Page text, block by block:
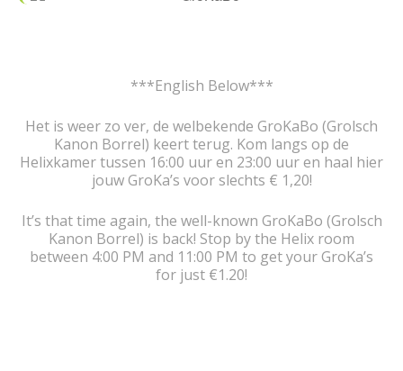
***English Below***
Het is weer zo ver, de welbekende GroKaBo (Grolsch
Kanon Borrel) keert terug. Kom langs op de
Helixkamer tussen 16:00 uur en 23:00 uur en haal hier
jouw GroKa’s voor slechts € 1,20!
It’s that time again, the well-known GroKaBo (Grolsch
Kanon Borrel) is back! Stop by the Helix room
between 4:00 PM and 11:00 PM to get your GroKa’s
for just €1.20!